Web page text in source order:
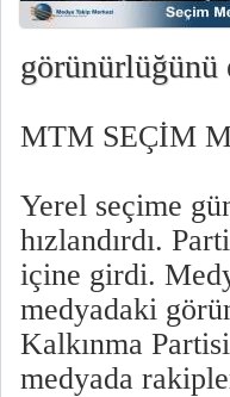
görünürlüğünü
MTM SEÇİM
Yerel seçime
hızlandırdı.
içine girdi.
medyadaki
Kalkınma
medyada